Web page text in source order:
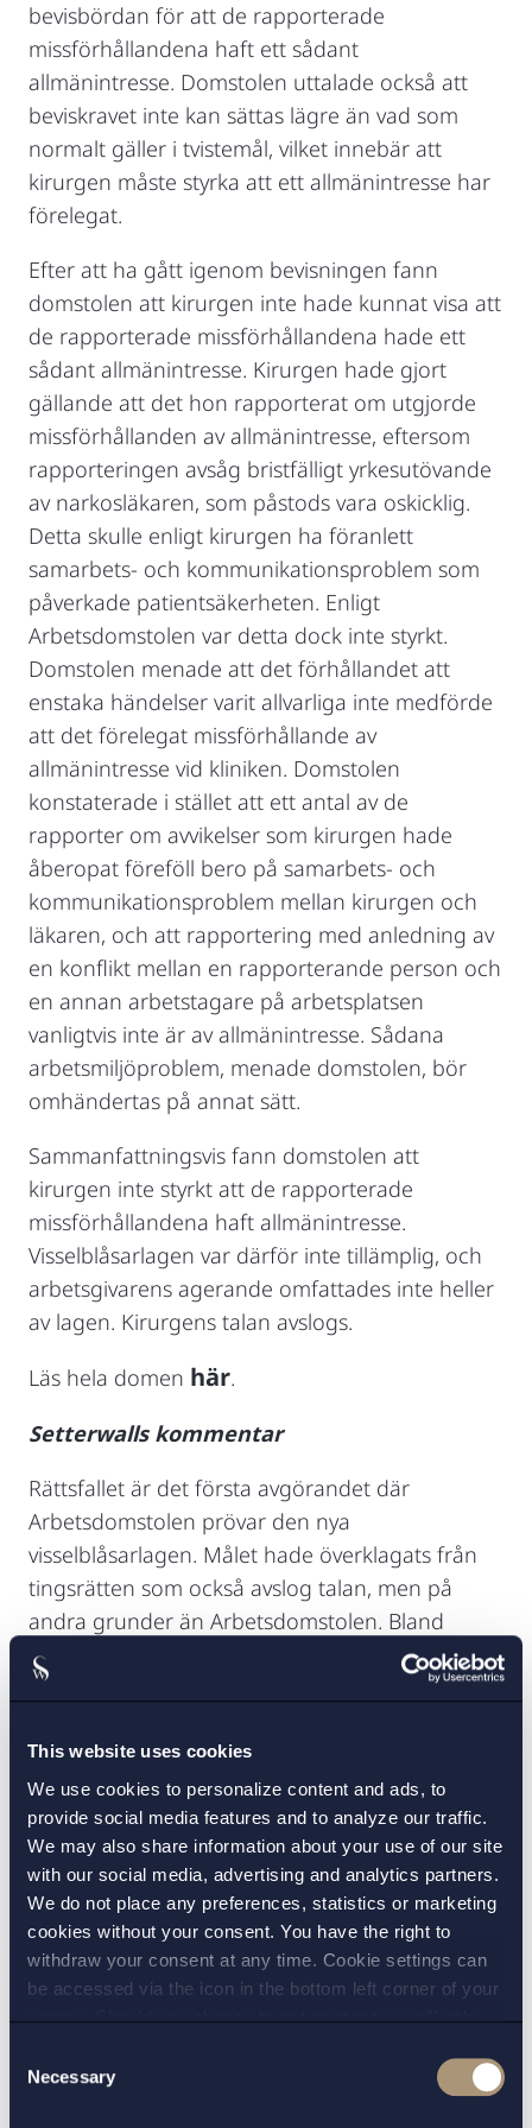
This website uses cookies
We use cookies to personalize content and ads, to
provide social media features and to analyze our traffic.
We may also share information about your use of our site
with our social media, advertising and analytics partners.
We do not place any preferences, statistics or marketing
cookies without your consent. You have the right to
withdraw your consent at any time. Cookie settings can
be accessed via the icon in the bottom left corner of your
screen. Should you choose to not consent we will only
andprivacy policy
for more details on cookies and our
Selection
Necessary
bevisbördan för att de rapporterade
missförhållandena haft ett sådant
allmänintresse. Domstolen uttalade också att
beviskravet inte kan sättas lägre än vad som
normalt gäller i tvistemål, vilket innebär att
kirurgen måste styrka att ett allmänintresse har
förelegat.
Efter att ha gått igenom bevisningen fann
domstolen att kirurgen inte hade kunnat visa att
de rapporterade missförhållandena hade ett
sådant allmänintresse. Kirurgen hade gjort
gällande att det hon rapporterat om utgjorde
missförhållanden av allmänintresse, eftersom
rapporteringen avsåg bristfälligt yrkesutövande
av narkosläkaren, som påstods vara oskicklig.
Detta skulle enligt kirurgen ha föranlett
samarbets- och kommunikationsproblem som
påverkade patientsäkerheten. Enligt
Arbetsdomstolen var detta dock inte styrkt.
Domstolen menade att det förhållandet att
enstaka händelser varit allvarliga inte medförde
att det förelegat missförhållande av
allmänintresse vid kliniken. Domstolen
konstaterade i stället att ett antal av de
rapporter om avvikelser som kirurgen hade
åberopat föreföll bero på samarbets- och
kommunikationsproblem mellan kirurgen och
läkaren, och att rapportering med anledning av
en konflikt mellan en rapporterande person och
en annan arbetstagare på arbetsplatsen
vanligtvis inte är av allmänintresse. Sådana
arbetsmiljöproblem, menade domstolen, bör
omhändertas på annat sätt.
Sammanfattningsvis fann domstolen att
kirurgen inte styrkt att de rapporterade
missförhållandena haft allmänintresse.
Visselblåsarlagen var därför inte tillämplig, och
arbetsgivarens agerande omfattades inte heller
av lagen. Kirurgens talan avslogs.
Läs hela domen här.
Setterwalls kommentar
Rättsfallet är det första avgörandet där
Arbetsdomstolen prövar den nya
visselblåsarlagen. Målet hade överklagats från
tingsrätten som också avslog talan, men på
andra grunder än Arbetsdomstolen. Bland
annat ansåg tingsrätten att de rapporterade
missförhållandena hade haft ett allmänintresse
intagit en avsevärt mer restriktiv hållning än
tingsrätten vid prövningen av om de
rapporterade förhållandena varit av
allmänintresse. Domstolens uttalanden om att
”enstaka händelser, i en verksamhet av
förevarande slag, varit allvarliga medför inte att
det förelegat missförhållande av allmänintresse
anledning av en konflikt mellan en